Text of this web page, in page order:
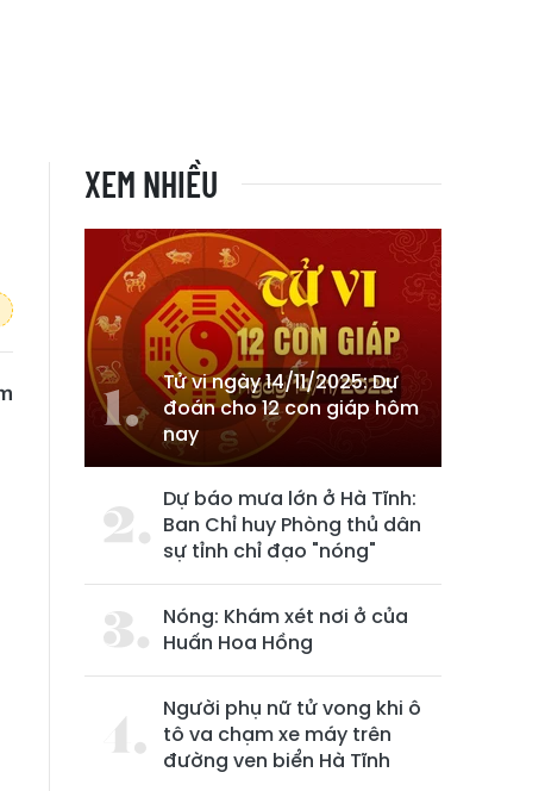
XEM NHIỀU
Tử vi ngày 14/11/2025: Dự
đoán cho 12 con giáp hôm
nay
Dự báo mưa lớn ở Hà Tĩnh:
Ban Chỉ huy Phòng thủ dân
sự tỉnh chỉ đạo "nóng"
Nóng: Khám xét nơi ở của
Huấn Hoa Hồng
Người phụ nữ tử vong khi ô
tô va chạm xe máy trên
đường ven biển Hà Tĩnh